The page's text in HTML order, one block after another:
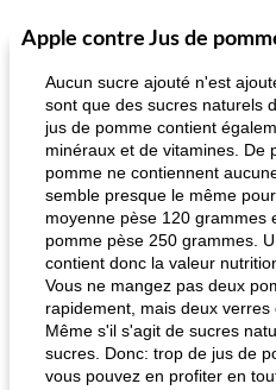
25min
Petit déjeuner et brunch
quinoa petit déjeuner méditerranéen
Apple contre Jus de
Aucun sucre ajouté n'est
sont que des sucres naturels
jus de pomme contient
minéraux et de vitamines. De
pomme ne contiennent
semble presque le même
moyenne pèse 120 grammes
pomme pèse 250 grammes.
contient donc la valeur
Vous ne mangez pas deux
rapidement, mais deux verres
Même s'il s'agit de sucres
sucres. Donc: trop de jus de
vous pouvez en profiter en